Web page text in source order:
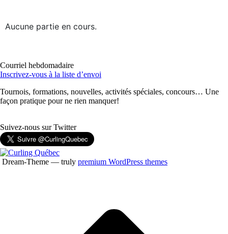
Aucune partie en cours.
Courriel hebdomadaire
Inscrivez-vous à la liste d’envoi
Tournois, formations, nouvelles, activités spéciales, concours… Une
façon pratique pour ne rien manquer!
Suivez-nous sur Twitter
Dream-Theme — truly premium WordPress themes